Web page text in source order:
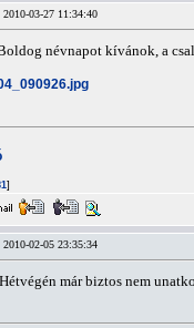
03-27 11:34:40
névnapot kívánok, a
]
02-05 23:35:34
már biztos nem